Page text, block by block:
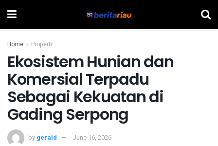
Home Properti
Ekosistem Hunian dan
Komersial Terpadu
Sebagai Kekuatan di
Gading Serpong
by gerald June 16, 2026